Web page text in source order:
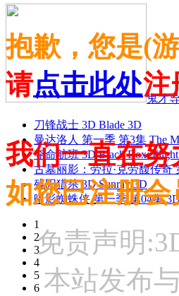
鬼才
刀锋战士 3D Blade 3D
曼达洛人 第一季 第3集 The
夺命航班 3D Black Box:
古墓丽影：劳拉·克劳馥传奇
残阳猎杀 3D Sunray 3D
暗影蜘蛛侠 第一季 第04集
1
2
3
4
5
6
抱歉，您是(
请点击此处注
我们一直在
如您已注册
免责声明
本站发布